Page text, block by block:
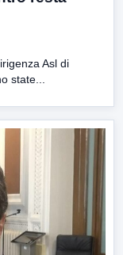
Asl di
state...